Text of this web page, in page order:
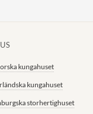
kungahuset
kungahuset
storhertighuset